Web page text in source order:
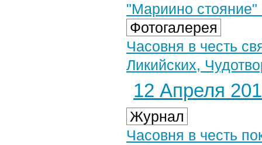
"Мариино стояние"
Фотогалерея
Часовня в честь
Ликийских,
12 Апреля
Журнал
Часовня в честь